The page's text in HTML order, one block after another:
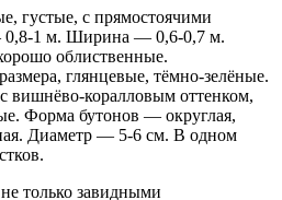
густые, с прямостоячими
0,8-1 м. Ширина — 0,6-0,7 м.
облиственные.
глянцевые, тёмно-зелёные.
вишнёво-коралловым оттенком,
Форма бутонов — округлая,
Диаметр — 5-6 см. В одном
только завидными